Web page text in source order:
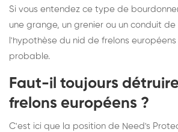
Si vous entendez ce type de
une grange, un grenier ou un conduit de
l'hypothèse du nid de frelons
probable.
Faut-il toujours
frelons européens ?
C'est ici que la position de Need's